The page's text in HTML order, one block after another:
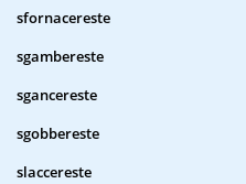
sfornacereste
sgambereste
sgancereste
sgobbereste
slaccereste